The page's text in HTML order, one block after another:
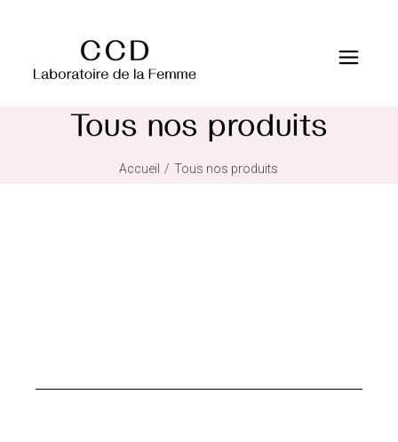
Tous nos produits
Accueil Tous nos produits